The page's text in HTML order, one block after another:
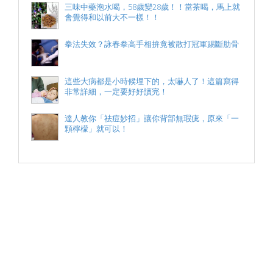
三味中藥泡水喝，58歲變28歲！！當茶喝，馬上就
會覺得和以前大不一樣！！
拳法失效？詠春拳高手相拚竟被散打冠軍踢斷肋骨
這些大病都是小時候埋下的，太嚇人了！這篇寫得
非常詳細，一定要好好讀完！
達人教你「祛痘妙招」讓你背部無瑕疵，原來「一
顆檸檬」就可以！